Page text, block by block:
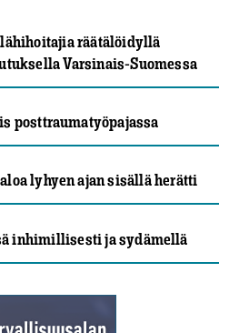
räätälöidyllä
Varsinais-Suomessa
posttraumatyöpajassa
lyhyen ajan sisällä herätti
inhimillisesti ja sydämellä